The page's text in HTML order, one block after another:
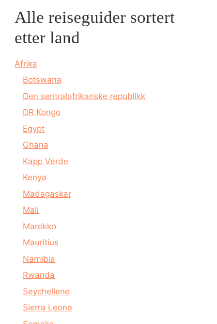
Alle reiseguider sortert
etter land
Afrika
Botswana
Den sentralafrikanske republikk
DR Kongo
Egypt
Ghana
Kapp Verde
Kenya
Madagaskar
Mali
Marokko
Mauritius
Namibia
Rwanda
Seychellene
Sierra Leone